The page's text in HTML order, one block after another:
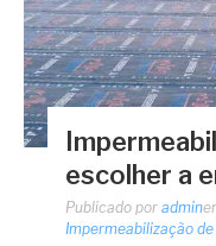
escolher a
Publicado por admin
Impermeabilização